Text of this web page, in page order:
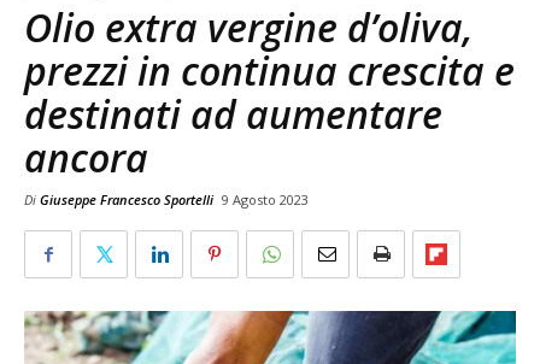
Olio extra vergine d’oliva,
prezzi in continua crescita e
destinati ad aumentare
ancora
Di Giuseppe Francesco Sportelli 9 Agosto 2023